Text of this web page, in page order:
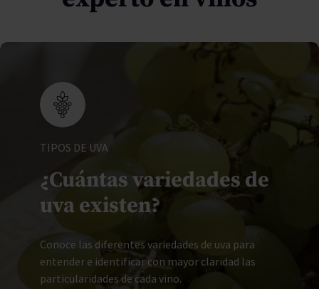
TIPOS DE UVA
¿Cuántas variedades de
uva existen?
Conoce las diferentes variedades de uva para
entender e identificar con mayor claridad las
particularidades de cada vino.